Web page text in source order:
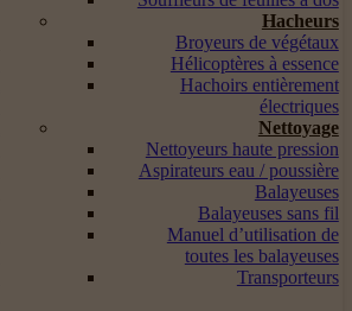
Hacheurs
Broyeurs de végétaux
Hélicoptères à essence
Hachoirs entièrement
électriques
Nettoyage
Nettoyeurs haute pression
Aspirateurs eau / poussière
Balayeuses
Balayeuses sans fil
Manuel d’utilisation de
toutes les balayeuses
Transporteurs